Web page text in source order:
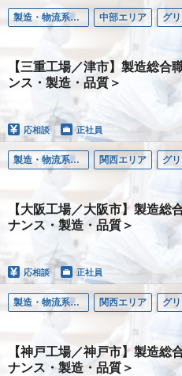
製造・物流系職種 中部エリア
【三重工場／津市】製造総合
ンス・製造・品質＞
応相談 正社員
製造・物流系職種 関西エリア
【大阪工場／大阪市】製造総
ナンス・製造・品質＞
応相談 正社員
製造・物流系職種 関西エリア
【神戸工場／神戸市】製造総
ナンス・製造・品質＞